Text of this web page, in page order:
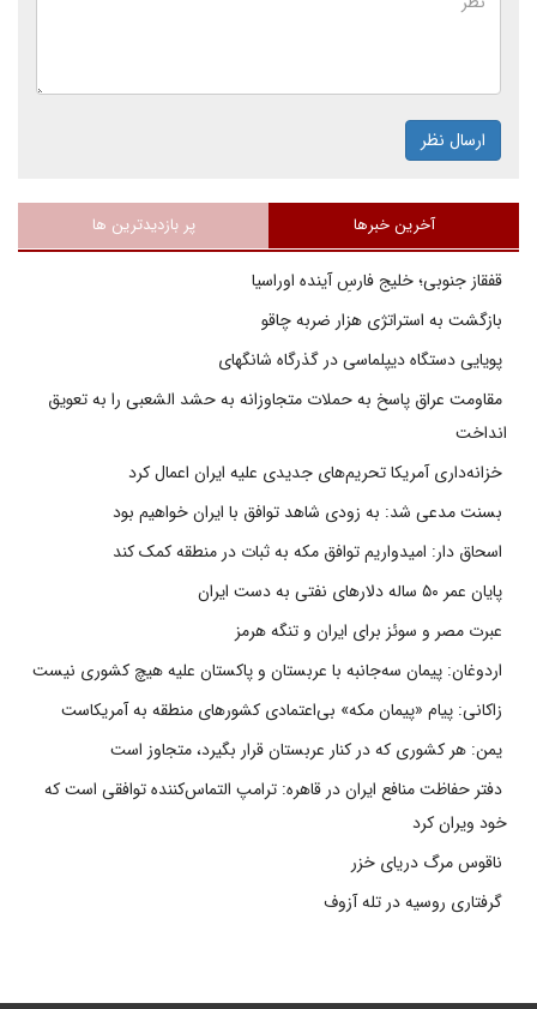
ارسال نظر
آخرین خبرها پر بازدیدترین ها
قفقاز جنوبی؛ خلیج فارسِ آینده اوراسیا
بازگشت به استراتژی هزار ضربه چاقو
پویایی دستگاه دیپلماسی در گذرگاه شانگهای
مقاومت عراق پاسخ به حملات متجاوزانه به حشد الشعبی را به تعویق
انداخت
خزانه‌داری آمریکا تحریم‌های جدیدی علیه ایران اعمال کرد
بسنت مدعی شد: به زودی شاهد توافق با ایران خواهیم بود
اسحاق دار: امیدواریم توافق مکه به ثبات در منطقه کمک کند
پایان عمر ۵۰ ساله دلارهای نفتی به دست ایران
عبرت مصر و سوئز برای ایران و تنگه هرمز
اردوغان: پیمان سه‌جانبه با عربستان و پاکستان علیه هیچ کشوری نیست
زاکانی: پیام «پیمان مکه» بی‌اعتمادی کشورهای منطقه به آمریکاست
یمن: هر کشوری که در کنار عربستان قرار بگیرد، متجاوز است
دفتر حفاظت منافع ایران در قاهره: ترامپ التماس‌کننده توافقی است که
خود ویران کرد
ناقوس مرگ دریای خزر
گرفتاری روسیه در تله آزوف